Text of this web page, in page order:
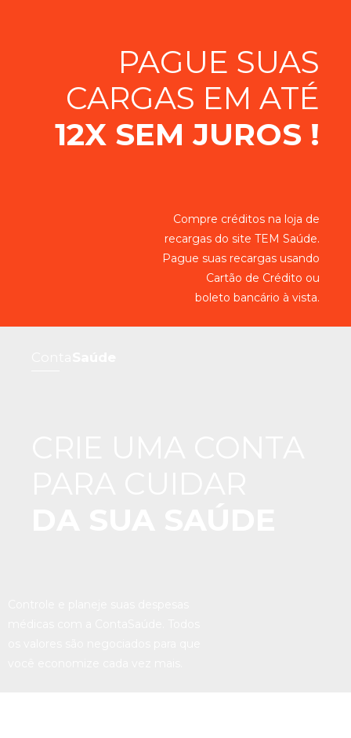
PAGUE SUAS
CARGAS EM ATÉ
12X SEM JUROS !
Compre créditos na loja de
recargas do site TEM Saúde.
Pague suas recargas usando
Cartão de Crédito ou
boleto bancário à vista.